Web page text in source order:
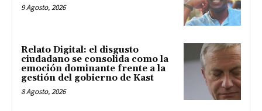
9 Agosto, 2026
Relato Digital: el disgusto
ciudadano se consolida como la
emoción dominante frente a la
gestión del gobierno de Kast
8 Agosto, 2026